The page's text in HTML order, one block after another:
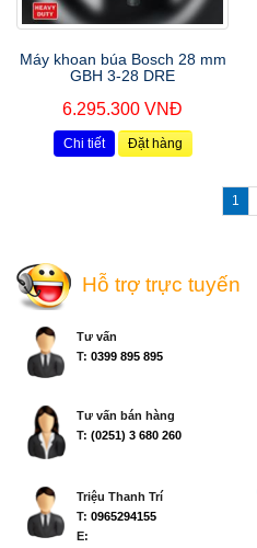
Máy khoan búa Bosch 28 mm
GBH 3-28 DRE
6.295.300 VNĐ
Chi tiết Đặt hàng
1
Hỗ trợ trực tuyến
Tư vấn
T: 0399 895 895
Tư vấn bán hàng
T: (0251) 3 680 260
Triệu Thanh Trí
T: 0965294155
E: